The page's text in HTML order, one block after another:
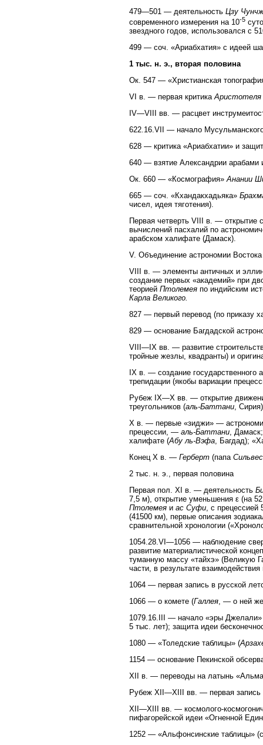
479—501 — деятельность Цзу
современного измерения на 10-5
звездного годов, использовался с
499 — соч. «Ариабхатия» с идеей
1 тыс. н. э., вторая половина
Ок. 547 — «Христианская
VI в. — первая критикаАристотеля
IV—VIII вв. — расцвет
622.16.VII — начало
628 — критика «Ариабхатии» и
640 — взятие Александрии арабами
Ок. 660 — «Космография»Анании
665 — соч. «Кхандакхадьяка»
чисел, идея тяготения).
Первая четверть VIII в. — открытие
вычислений пасхалий по
арабском халифате (Дамаск).
V. Объединение астрономии
VIII в. — элементы античных и
создание первых «академий» при
теорией Птолемея по индийским
Карла Великого.
827 — первый перевод (по приказу
829 — основание Багдадской
VIII—IX вв. — развитие
тройные жезлы, квадранты) и
IX в. — создание
трепидации (якобы вариации
Рубеж IX—X вв. — открытие
треугольников (аль-Баттани,
X в. — первые «зиджи» —
прецессии, — аль-Баттани,
халифате (Абу ль-Вэфа, Багдад);
Конец X в. — Герберт (папа
2 тыс. н. э., первая половина
Первая пол. XI в. — деятельность
7,5 м), открытие уменьшения ε (на
Птолемея и ас Суфи, с прецессией
(41500 км), первые описания
сравнительной хронологии
1054.28.VI—1056 — наблюдение
развитие материалистической
туманную массу «тайхэ» (Великую
части, в результате
1064 — первая запись в русской
1066 — о комете (Галлея, — о ней же
1079.16.III — начало «эры
5 тыс. лет); защита идеи
1080 — «Толедские таблицы» (
1154 — основание Пекинской
XII в. — переводы на латынь
Рубеж XII—XIII вв. — первая запись
XII—XIII вв. — космолого-
пифагорейской идеи «Огненной
1252 — «Альфонсинские таблицы»